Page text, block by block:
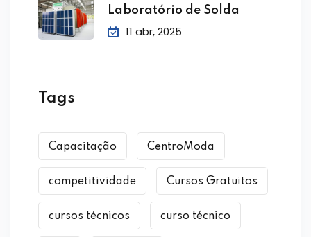
Laboratório de Solda
11 abr, 2025
Tags
Capacitação CentroModa
competitividade Cursos Gratuitos
cursos técnicos curso técnico